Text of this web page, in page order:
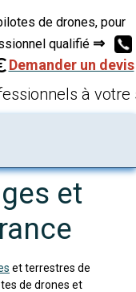
de drones, pour
qualifié ⇒
Demander un devis
à votre
et
et terrestres de
de drones et